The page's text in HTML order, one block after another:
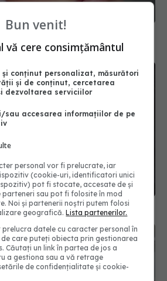
rujurile. Ce trebuie să știi
Bun venit!
vă cere consimțământul
conținut personalizat, măsurători
și de conținut, cercetarea
dezvoltarea serviciilor
sau accesarea informațiilor de pe
personal vor fi prelucrate, iar
(cookie-uri, identificatori unici
pot fi stocate, accesate de și
parteneri sau pot fi folosite în mod
Noi și partenerii noștri putem folosi
geografică.Lista partenerilor.
datele cu caracter personal în
care puteți obiecta prin gestionarea
Căutați un link în partea de jos a
a gestiona sau a vă retrage
de confidențialitate și cookie-